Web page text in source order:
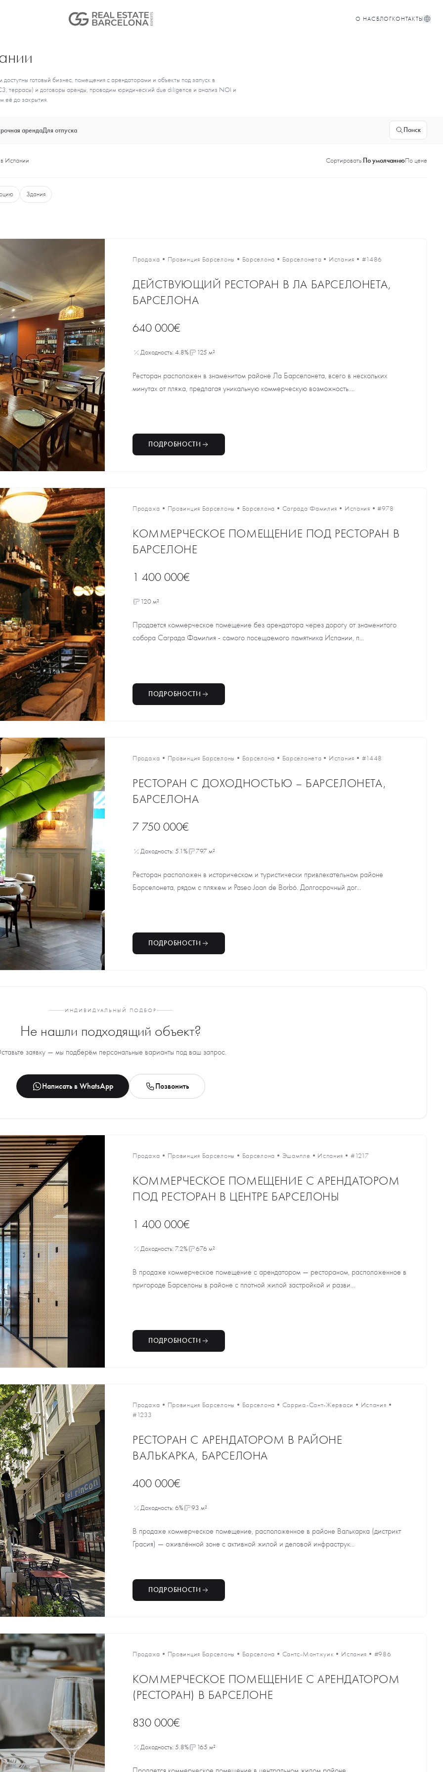
О НАС БЛОГКОНТАКТЫ
готовый бизнес, помещения с арендаторами и объекты под запуск в
террасы) и договоры аренды, проводим юридический due diligence и анализ NOI и
её до закрытия.
арендаДля отпуска Поиск
Испании Сортировать:По умолчаниюПо цене
Здания
Продажа • Провинция Барселоны • Барселона • Барселонета • Испания • #1486
ДЕЙСТВУЮЩИЙ РЕСТОРАН В ЛА БАРСЕЛОНЕТА,
БАРСЕЛОНА
640 000€
Доходность: 4.8% 125 м²
Ресторан расположен в знаменитом районе Ла Барселонета, всего в нескольких
минутах от пляжа, предлагая уникальную коммерческую возможность....
ПОДРОБНОСТИ
Продажа • Провинция Барселоны • Барселона • Саграда Фамилия • Испания •#978
КОММЕРЧЕСКОЕ ПОМЕЩЕНИЕ ПОД РЕСТОРАН В
БАРСЕЛОНЕ
1 400 000€
120 м²
Продается коммерческое помещение без арендатора через дорогу от знаменитого
собора Саграда Фамилия - самого посещаемого памятника Испании, п...
ПОДРОБНОСТИ
Продажа • Провинция Барселоны • Барселона • Барселонета • Испания • #1448
РЕСТОРАН С ДОХОДНОСТЬЮ – БАРСЕЛОНЕТА,
БАРСЕЛОНА
7 750 000€
Доходность: 5.1% 797 м²
Ресторан расположен в историческом и туристически привлекательном районе
Барселонета, рядом с пляжем и Paseo Joan de Borbó. Долгосрочный дог...
ПОДРОБНОСТИ
ИНДИВИДУАЛЬНЫЙ ПОДБОР
Не нашли подходящий объект?
заявку — мы подберём персональные варианты под ваш запрос.
Написать в WhatsApp Позвонить
Продажа • Провинция Барселоны • Барселона • Эшампле • Испания • #1217
КОММЕРЧЕСКОЕ ПОМЕЩЕНИЕ С АРЕНДАТОРОМ
ПОД РЕСТОРАН В ЦЕНТРЕ БАРСЕЛОНЫ
1 400 000€
Доходность: 7.2% 676 м²
В продаже коммерческое помещение с арендатором — рестораном, расположенное в
пригороде Барселоны в районе с плотной жилой застройкой и разви...
ПОДРОБНОСТИ
Продажа • Провинция Барселоны • Барселона • Сарриа-Сант-Жерваси • Испания •
#1233
РЕСТОРАН С АРЕНДАТОРОМ В РАЙОНЕ
ВАЛЬКАРКА, БАРСЕЛОНА
400 000€
Доходность: 6% 93 м²
В продаже коммерческое помещение, расположенное в районе Валькарка (дистрикт
Грасия) — оживлённой зоне с активной жилой и деловой инфраструк...
ПОДРОБНОСТИ
Продажа • Провинция Барселоны • Барселона • Сантс-Монтжуик • Испания • #986
КОММЕРЧЕСКОЕ ПОМЕЩЕНИЕ С АРЕНДАТОРОМ
(РЕСТОРАН) В БАРСЕЛОНЕ
830 000€
Доходность: 5.8% 165 м²